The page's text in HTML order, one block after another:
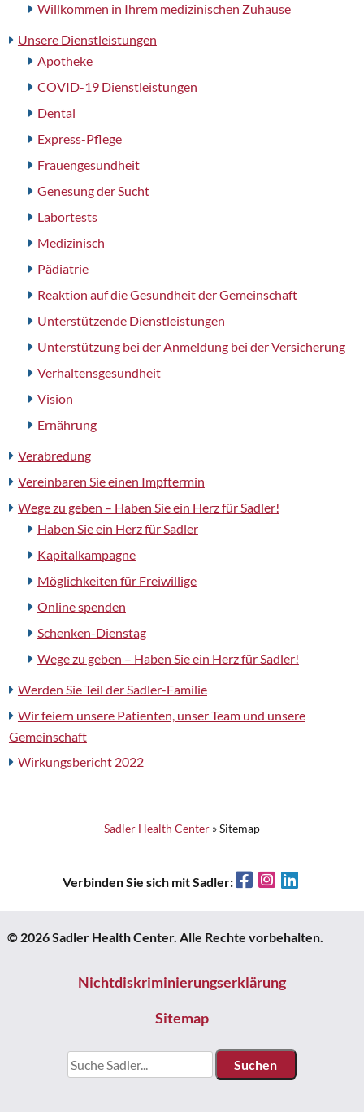
Willkommen in Ihrem medizinischen Zuhause
Unsere Dienstleistungen
Apotheke
COVID-19 Dienstleistungen
Dental
Express-Pflege
Frauengesundheit
Genesung der Sucht
Labortests
Medizinisch
Pädiatrie
Reaktion auf die Gesundheit der Gemeinschaft
Unterstützende Dienstleistungen
Unterstützung bei der Anmeldung bei der Versicherung
Verhaltensgesundheit
Vision
Ernährung
Verabredung
Vereinbaren Sie einen Impftermin
Wege zu geben – Haben Sie ein Herz für Sadler!
Haben Sie ein Herz für Sadler
Kapitalkampagne
Möglichkeiten für Freiwillige
Online spenden
Schenken-Dienstag
Wege zu geben – Haben Sie ein Herz für Sadler!
Werden Sie Teil der Sadler-Familie
Wir feiern unsere Patienten, unser Team und unsere
Gemeinschaft
Wirkungsbericht 2022
Sadler Health Center»Sitemap
Verbinden Sie sich mit Sadler: FacebookInstagram
© 2026 Sadler Health Center. Alle Rechte vorbehalten.
Nichtdiskriminierungserklärung
Sitemap
Suchen: